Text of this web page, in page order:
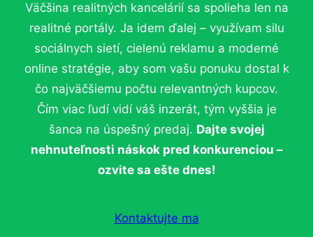
Väčšina realitných kancelárií sa spolieha len na
realitné portály. Ja idem ďalej – využívam silu
sociálnych sietí, cielenú reklamu a moderné
online stratégie, aby som vašu ponuku dostal k
čo najväčšiemu počtu relevantných kupcov.
Čím viac ľudí vidí váš inzerát, tým vyššia je
šanca na úspešný predaj. Dajte svojej
nehnuteľnosti náskok pred konkurenciou –
ozvite sa ešte dnes!
Kontaktujte ma